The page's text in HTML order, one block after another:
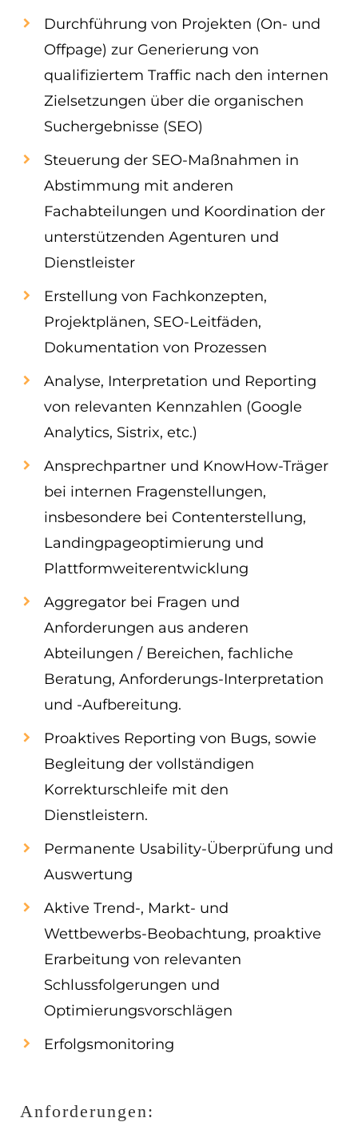
Durchführung von Projekten (On- und
Offpage) zur Generierung von
qualifiziertem Traffic nach den internen
Zielsetzungen über die organischen
Suchergebnisse (SEO)
Steuerung der SEO-Maßnahmen in
Abstimmung mit anderen
Fachabteilungen und Koordination der
unterstützenden Agenturen und
Dienstleister
Erstellung von Fachkonzepten,
Projektplänen, SEO-Leitfäden,
Dokumentation von Prozessen
Analyse, Interpretation und Reporting
von relevanten Kennzahlen (Google
Analytics, Sistrix, etc.)
Ansprechpartner und KnowHow-Träger
bei internen Fragenstellungen,
insbesondere bei Contenterstellung,
Landingpageoptimierung und
Plattformweiterentwicklung
Aggregator bei Fragen und
Anforderungen aus anderen
Abteilungen / Bereichen, fachliche
Beratung, Anforderungs-Interpretation
und -Aufbereitung.
Proaktives Reporting von Bugs, sowie
Begleitung der vollständigen
Korrekturschleife mit den
Dienstleistern.
Permanente Usability-Überprüfung und
Auswertung
Aktive Trend-, Markt- und
Wettbewerbs-Beobachtung, proaktive
Erarbeitung von relevanten
Schlussfolgerungen und
Optimierungsvorschlägen
Erfolgsmonitoring
Anforderungen: